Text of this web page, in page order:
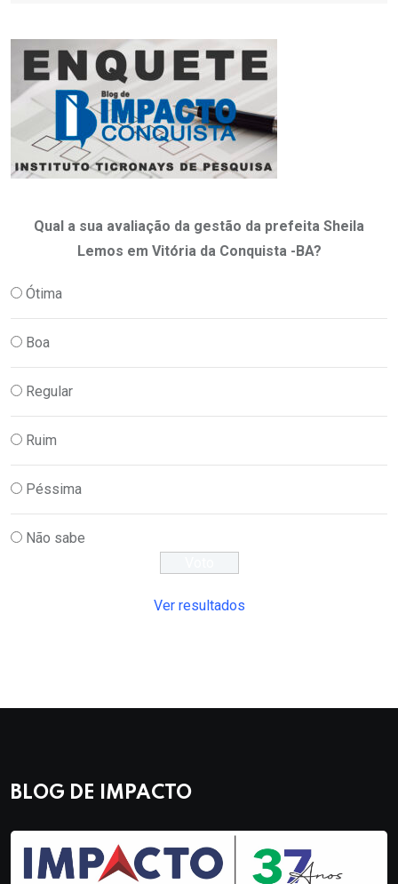
Qual a sua avaliação da gestão da prefeita Sheila
Lemos em Vitória da Conquista -BA?
Ótima
Boa
Regular
Ruim
Péssima
Não sabe
Ver resultados
BLOG DE IMPACTO